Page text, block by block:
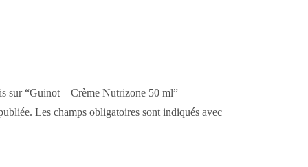
sur “Guinot – Crème Nutrizone 50 ml”
Les champs obligatoires sont indiqués avec